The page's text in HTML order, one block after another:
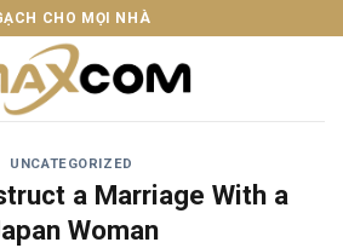
CHO MỌI NHÀ
UNCATEGORIZED
a Marriage With a
Woman